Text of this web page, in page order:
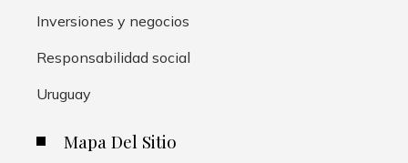
Inversiones y negocios
Responsabilidad social
Uruguay
Mapa Del Sitio